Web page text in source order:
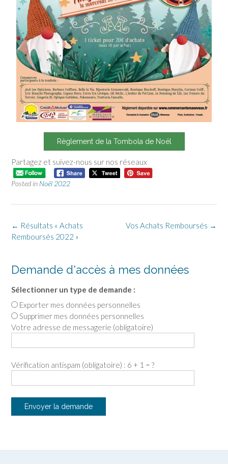
Règlement de la Tombola de Noël
Partagez et suivez-nous sur nos réseaux
Posted in Noël 2022
Vos Achats Remboursés →
← Résultats « Achats
Remboursés 2022 »
Demande d'accès à mes données
Sélectionner un type de demande :
Exporter mes données personnelles
Supprimer mes données personnelles
Votre adresse de messagerie (obligatoire)
Vérification antispam (obligatoire) : 6 + 1 = ?